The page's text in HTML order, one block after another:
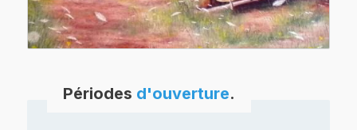
Périodes d'ouverture.